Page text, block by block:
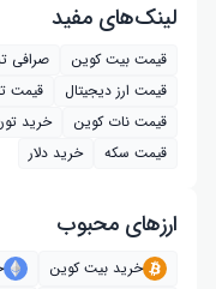
لینک‌های مفید
قیمت بیت کوین صرافی
قیمت ارز دیجیتال
قیمت
قیمت نات کوین
خرید
قیمت سکه
خرید دلار
ارز‌های محبوب
خرید بیت کوین